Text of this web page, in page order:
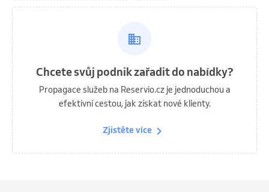
Chcete svůj podnik zařadit do nabídky?
Propagace služeb na Reservio.cz je jednoduchou a
efektivní cestou, jak získat nové klienty.
Zjistěte více